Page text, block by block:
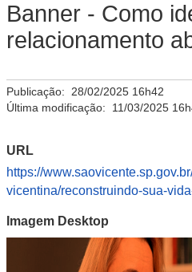
Banner - Como
relacionamento
Publicação: 28/02/2025 16h42
Última modificação: 11/03/2025
URL
https://
vicentina/reconstruindo-sua-
Imagem Desktop